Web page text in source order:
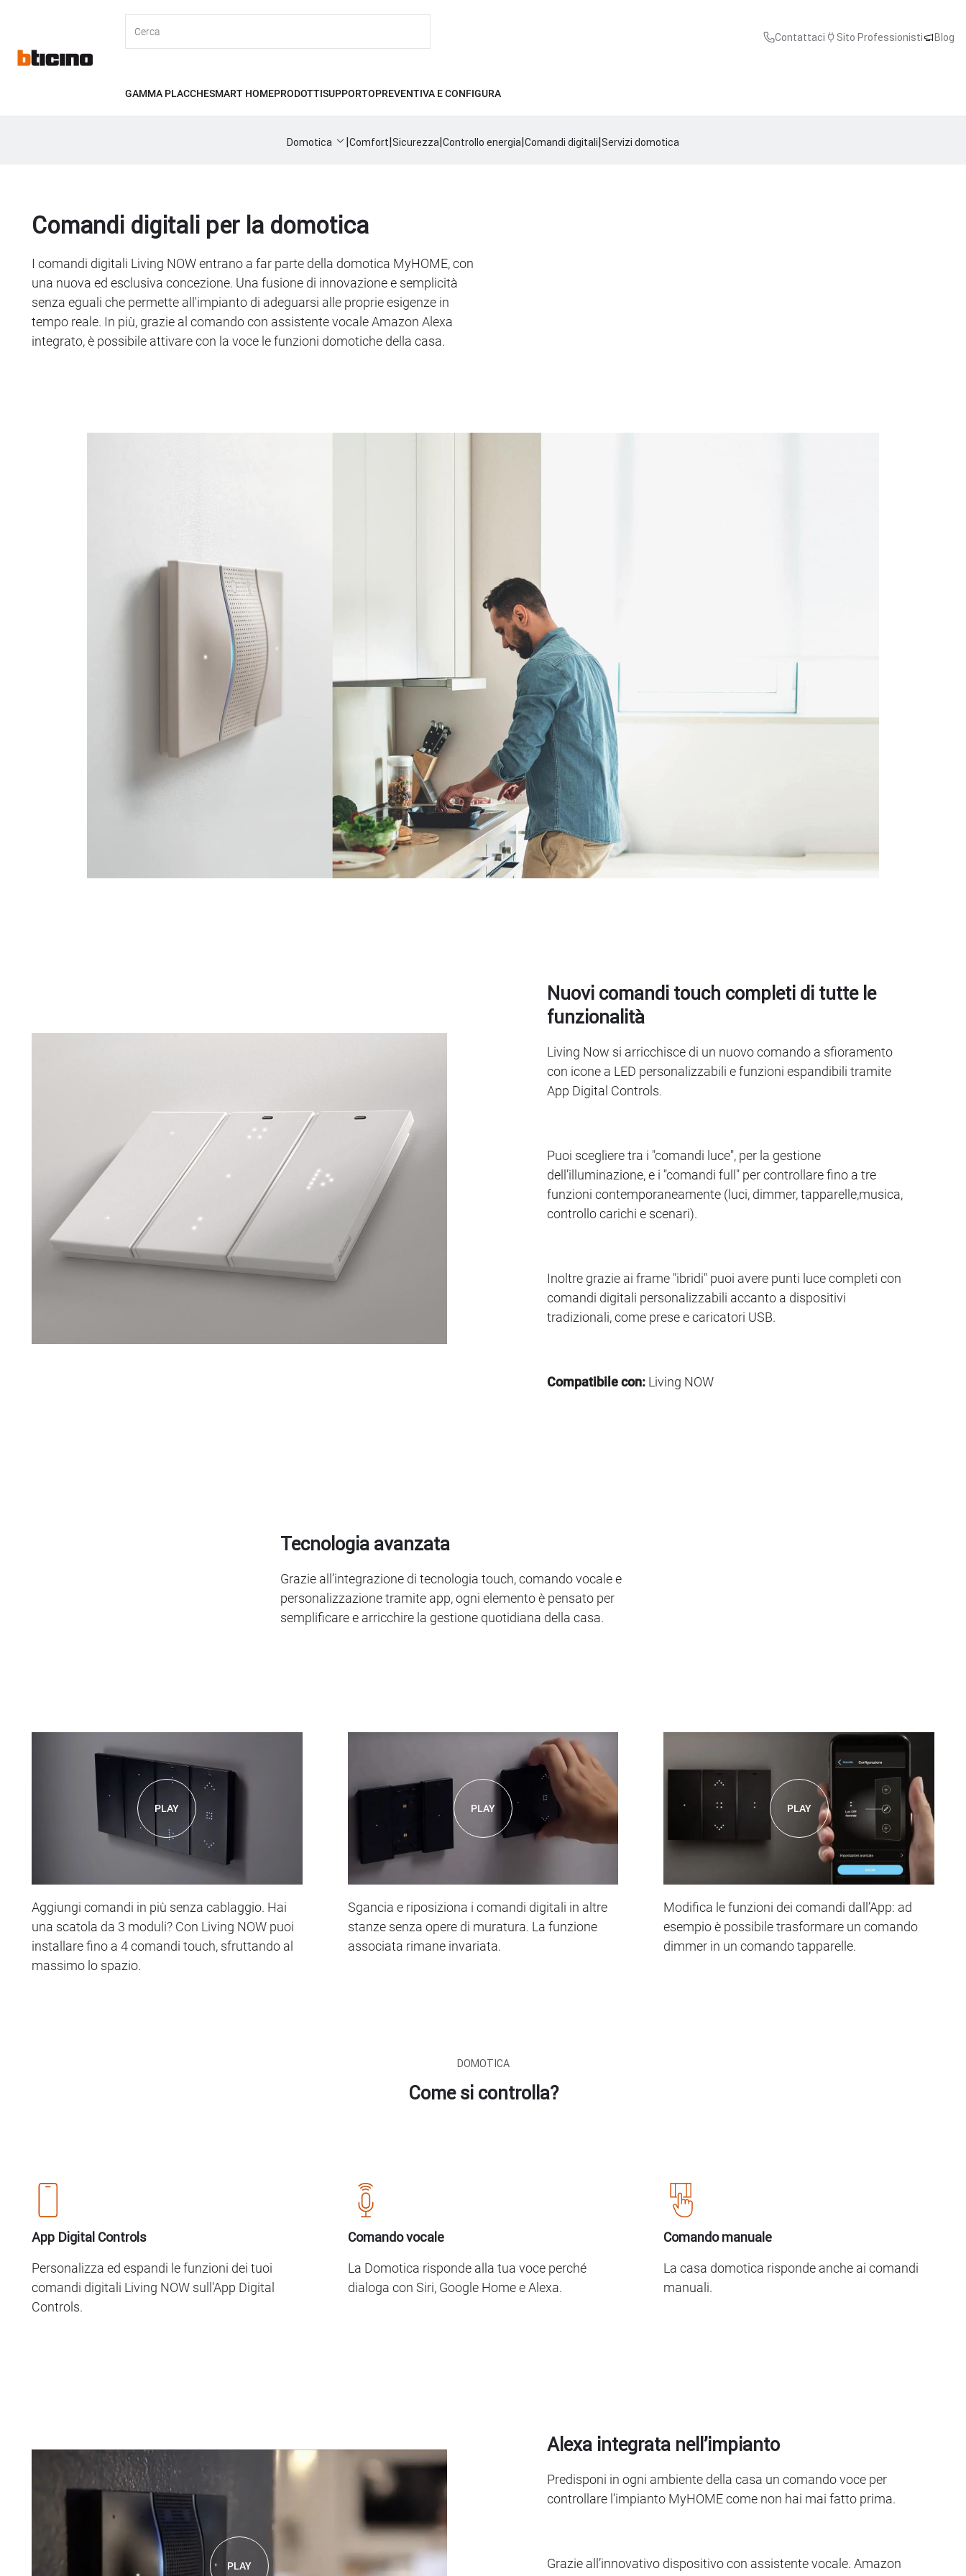
content
Primary
Contattaci Sito Professionisti Blog
GAMMA PLACCHESMART HOMEPRODOTTISUPPORTOPREVENTIVA E CONFIGURA
Domotica |Comfort|Sicurezza|Controllo energia|Comandi digitali|Servizi domotica
Comandi digitali per la domotica
I comandi digitali Living NOW entrano a far parte della domotica MyHOME, con
una nuova ed esclusiva concezione. Una fusione di innovazione e semplicità
senza eguali che permette all'impianto di adeguarsi alle proprie esigenze in
tempo reale. In più, grazie al comando con assistente vocale Amazon Alexa
integrato, è possibile attivare con la voce le funzioni domotiche della casa.
Nuovi comandi touch completi di tutte le
funzionalità
Living Now si arricchisce di un nuovo comando a sfioramento
con icone a LED personalizzabili e funzioni espandibili tramite
App Digital Controls.
Puoi scegliere tra i "comandi luce", per la gestione
dell’illuminazione, e i "comandi full" per controllare fino a tre
funzioni contemporaneamente (luci, dimmer, tapparelle,musica,
controllo carichi e scenari).
Inoltre grazie ai frame "ibridi" puoi avere punti luce completi con
comandi digitali personalizzabili accanto a dispositivi
tradizionali, come prese e caricatori USB.
Compatibile con: Living NOW
Tecnologia avanzata
Grazie all’integrazione di tecnologia touch, comando vocale e
personalizzazione tramite app, ogni elemento è pensato per
semplificare e arricchire la gestione quotidiana della casa.
PLAY
Aggiungi comandi in più senza cablaggio. Hai
una scatola da 3 moduli? Con Living NOW puoi
installare fino a 4 comandi touch, sfruttando al
massimo lo spazio.
PLAY
Sgancia e riposiziona i comandi digitali in altre
stanze senza opere di muratura. La funzione
associata rimane invariata.
PLAY
Modifica le funzioni dei comandi dall’App: ad
esempio è possibile trasformare un comando
dimmer in un comando tapparelle.
DOMOTICA
Come si controlla?
App Digital Controls
Personalizza ed espandi le funzioni dei tuoi
comandi digitali Living NOW sull'App Digital
Controls.
Comando vocale
La Domotica risponde alla tua voce perché
dialoga con Siri, Google Home e Alexa.
Comando manuale
La casa domotica risponde anche ai comandi
manuali.
PLAY
Alexa integrata nell’impianto
Predisponi in ogni ambiente della casa un comando voce per
controllare l’impianto MyHOME come non hai mai fatto prima.
Grazie all’innovativo dispositivo con assistente vocale. Amazon